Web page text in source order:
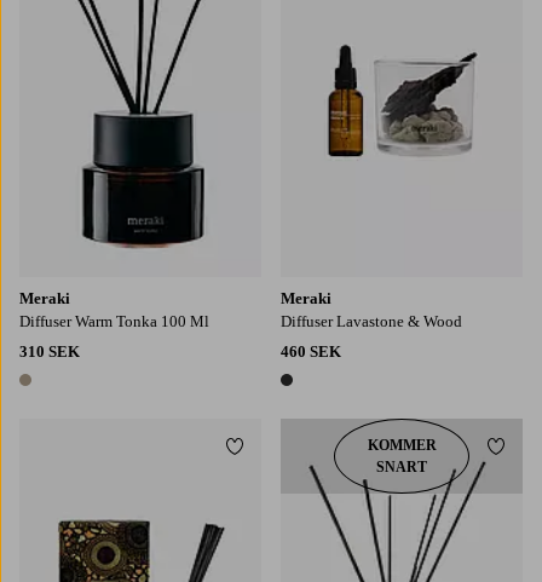
Meraki
Diffuser Warm Tonka 100 Ml
310 SEK
1 färg
Meraki
Diffuser Lavastone & Wood
460 SEK
1 färg
Lägg till i favoriterKOMMER
SNART